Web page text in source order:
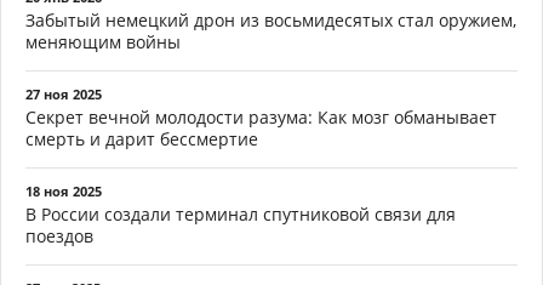
Забытый немецкий дрон из восьмидесятых стал оружием,
меняющим войны
27 ноя 2025
Секрет вечной молодости разума: Как мозг обманывает
смерть и дарит бессмертие
18 ноя 2025
В России создали терминал спутниковой связи для
поездов